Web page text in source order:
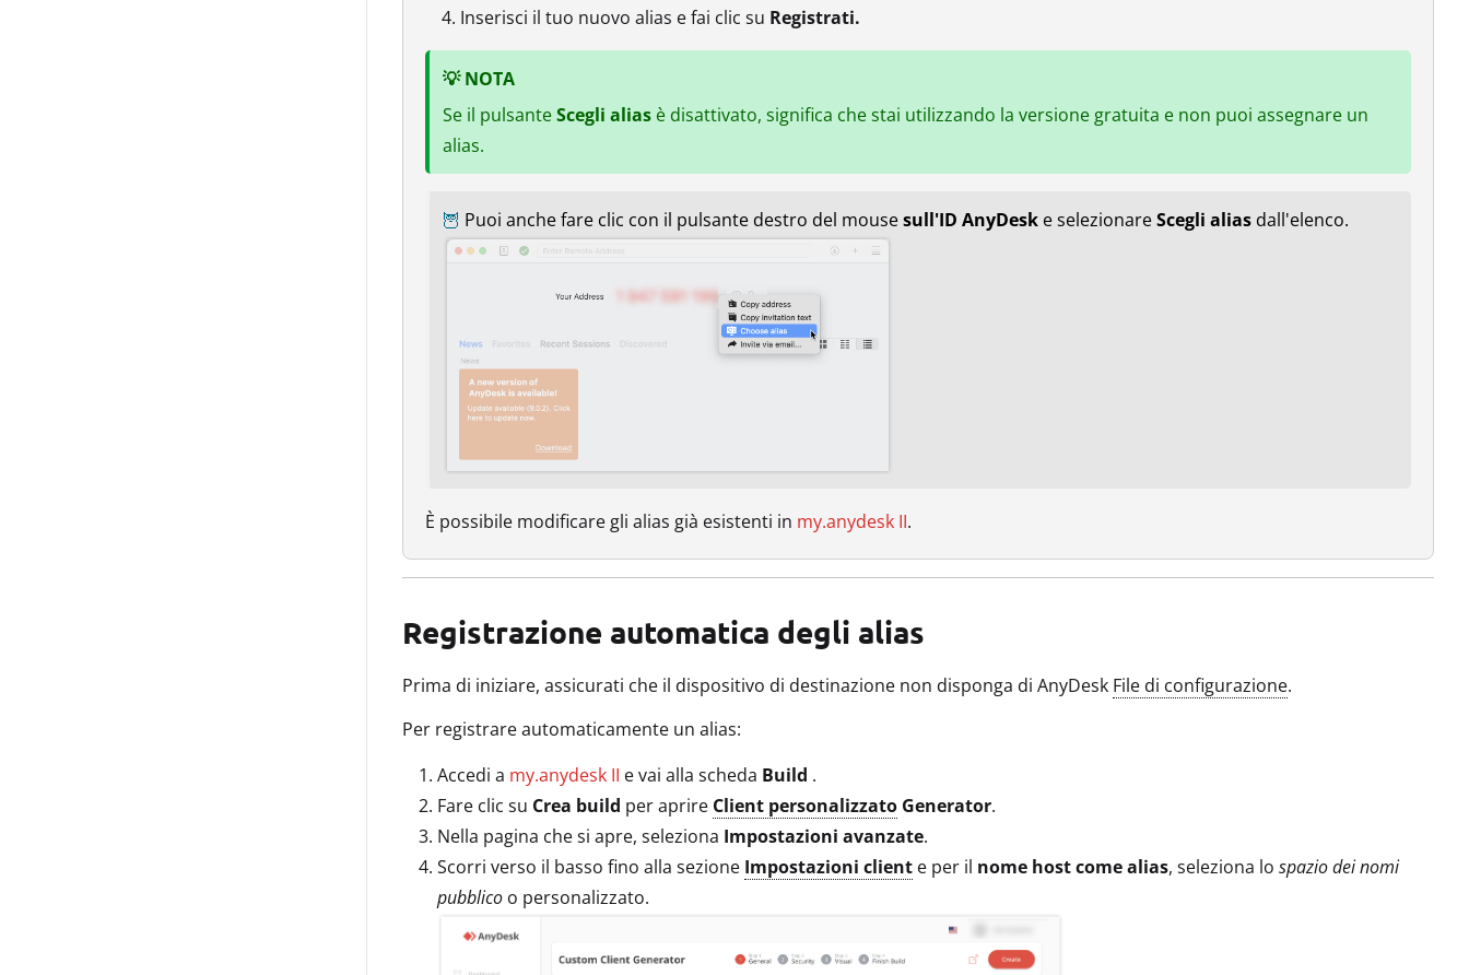
Inserisci il tuo nuovo alias e fai clic su Registrati.
💡NOTA
Se il pulsanteScegli alias è disattivato, significa che stai utilizzando la versione gratuita e non puoi assegnare un
alias.
🦉 Puoi anche fare clic con il pulsante destro del mousesull'ID AnyDesk e selezionareScegli alias dall'elenco.
È possibile modificare gli alias già esistenti in my.anydesk II.
Registrazione automatica degli alias
Prima di iniziare, assicurati che il dispositivo di destinazione non disponga di AnyDesk File di configurazione.
Per registrare automaticamente un alias:
Accedi a my.anydesk II e vai alla scheda Build .
Fare clic su Crea build per aprire Client personalizzato Generator.
Nella pagina che si apre, seleziona Impostazioni avanzate.
Scorri verso il basso fino alla sezione Impostazioni client e per il nome host come alias, seleziona lo spazio dei nomi
pubblico o personalizzato.